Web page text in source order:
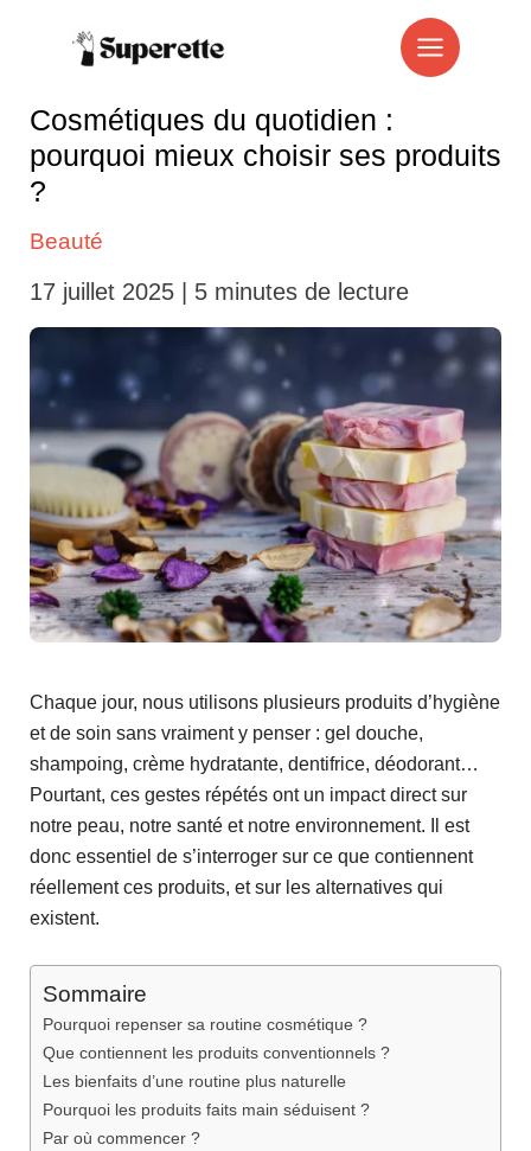
Cosmétiques du quotidien :
pourquoi mieux choisir ses produits
?
Beauté
17 juillet 2025 5 minutes de lecture
Chaque jour, nous utilisons plusieurs produits d’hygiène
et de soin sans vraiment y penser : gel douche,
shampoing, crème hydratante, dentifrice, déodorant…
Pourtant, ces gestes répétés ont un impact direct sur
notre peau, notre santé et notre environnement. Il est
donc essentiel de s’interroger sur ce que contiennent
réellement ces produits, et sur les alternatives qui
existent.
Sommaire
Pourquoi repenser sa routine cosmétique ?
Que contiennent les produits conventionnels ?
Les bienfaits d’une routine plus naturelle
Pourquoi les produits faits main séduisent ?
Par où commencer ?